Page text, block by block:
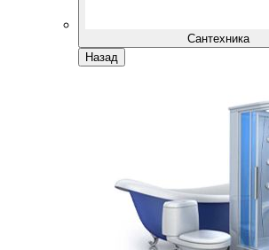
Сантехника
Назад